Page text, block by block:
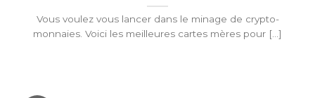
Vous voulez vous lancer dans le minage de crypto-
monnaies. Voici les meilleures cartes mères pour [...]